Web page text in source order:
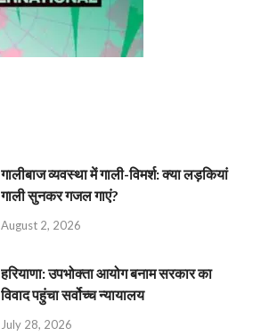
गालीबाज व्‍यवस्‍था में गाली-विमर्श: क्या लड़कियां
गाली सुनकर गजल गाएं?
August 2, 2026
हरियाणा: उपभोक्ता आयोग बनाम सरकार का
विवाद पहुंचा सर्वोच्च न्यायालय
July 28, 2026